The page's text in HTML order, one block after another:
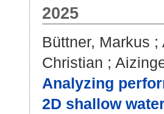
2025
Büttner, Markus ;
Christian ;
Analyzing
2D shallow